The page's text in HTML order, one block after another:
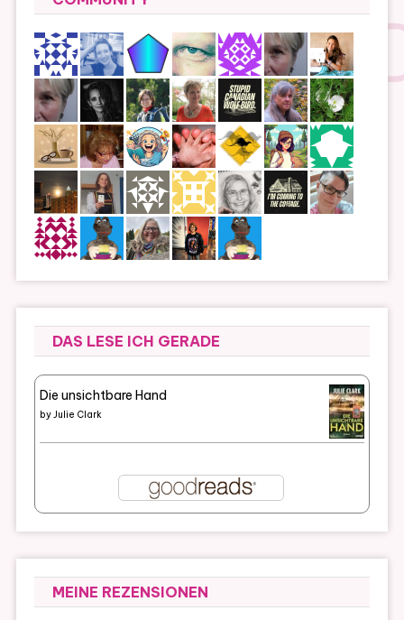
DAS LESE ICH GERADE
Die unsichtbare Hand
byJulie Clark
MEINE REZENSIONEN